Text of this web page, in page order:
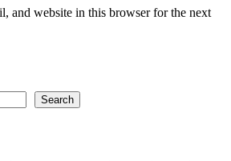
and website in this browser for the next
Search